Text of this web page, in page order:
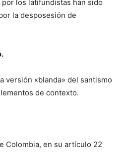
los latifundistas han sido
la desposesión de
versión «blanda» del santismo
de contexto.
Colombia, en su artículo 22